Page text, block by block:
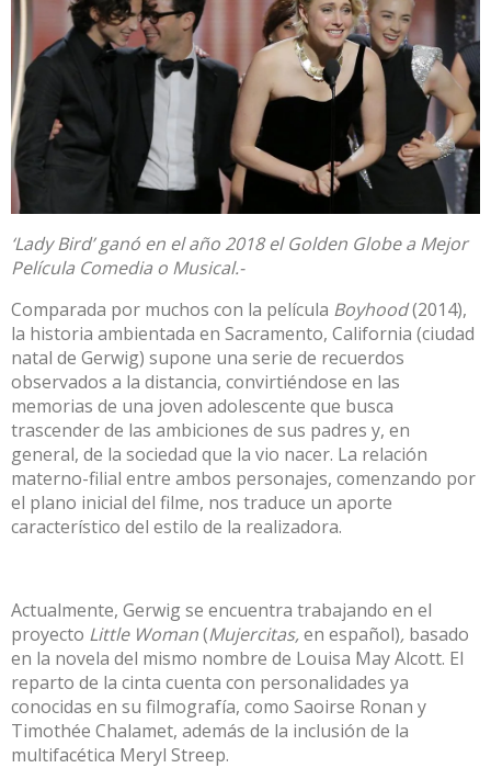
‘Lady Bird’ ganó en el año 2018 el Golden Globe a Mejor
Película Comedia o Musical.-
Comparada por muchos con la película Boyhood(2014),
la historia ambientada en Sacramento, California (ciudad
natal de Gerwig) supone una serie de recuerdos
observados a la distancia, convirtiéndose en las
memorias de una joven adolescente que busca
trascender de las ambiciones de sus padres y, en
general, de la sociedad que la vio nacer. La relación
materno-filial entre ambos personajes, comenzando por
el plano inicial del filme, nos traduce un aporte
característico del estilo de la realizadora.
Actualmente, Gerwig se encuentra trabajando en el
proyecto Little Woman(Mujercitas,en español), basado
en la novela del mismo nombre de Louisa May Alcott. El
reparto de la cinta cuenta con personalidades ya
conocidas en su filmografía, como Saoirse Ronan y
Timothée Chalamet, además de la inclusión de la
multifacética Meryl Streep.